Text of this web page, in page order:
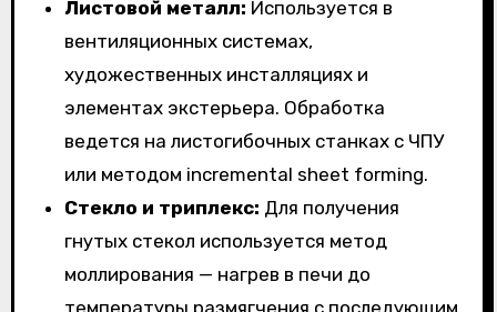
Листовой металл: Используется в
вентиляционных системах,
художественных инсталляциях и
элементах экстерьера. Обработка
ведется на листогибочных станках с ЧПУ
или методом incremental sheet forming.
Стекло и триплекс: Для получения
гнутых стекол используется метод
моллирования — нагрев в печи до